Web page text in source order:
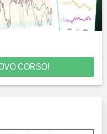
CORSO!